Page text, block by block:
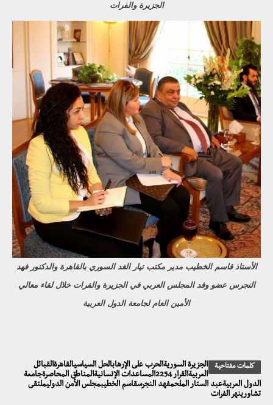
الجزيرة والفرات
الأستاذ قاسم الخطيب مدير مكتب تيار الغد السوري بالقاهرة والدكتور فهد
النجرس عضو وفد المجلس العربي في الجزيرة والفرات خلال لقاء معالي
الأمين العام لجامعة الدول العربية
كلمات مفتاحية
الجزيرة السوريةالحرب على الإرهابالحل السياسيالقاهرةالقبائل
العربيةالقرار 2254المساعدات الإنسانيةالمناطق المحاصرةجامعة
الدول العربيةعبد الستار الملحمفهد النجرسقاسم الخطيبمجلس الأمن الدوليملتقى
تشاورينهر الفرات